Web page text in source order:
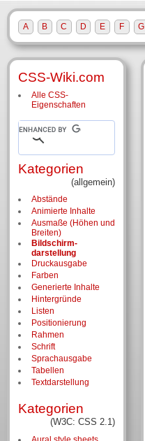
CSS-Wiki.com
Alle CSS-
Eigenschaften
Kategorien
(allgemein)
Abstände
Animierte Inhalte
Ausmaße (Höhen und
Breiten)
Bildschirm­
darstellung
Druckausgabe
Farben
Generierte Inhalte
Hintergründe
Listen
Positionierung
Rahmen
Schrift
Sprachausgabe
Tabellen
Textdarstellung
Kategorien
(W3C: CSS 2.1)
A B C D E F G